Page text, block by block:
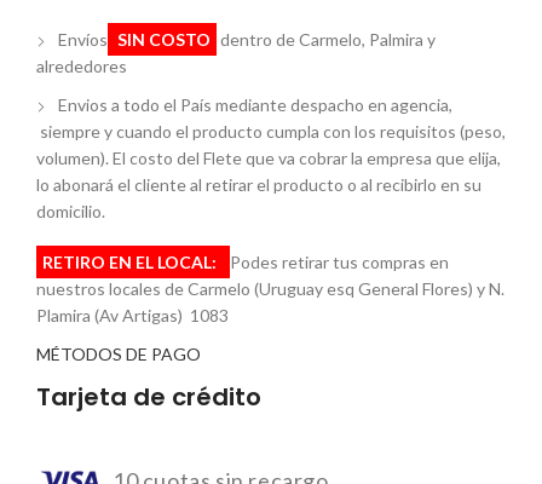
Envíos SIN COSTO dentro de Carmelo, Palmira y
alrededores
Envios a todo el País mediante despacho en agencia,
siempre y cuando el producto cumpla con los requisitos (peso,
volumen). El costo del Flete que va cobrar la empresa que elija,
lo abonará el cliente al retirar el producto o al recibirlo en su
domicilio.
RETIRO EN EL LOCAL:
Podes retirar tus compras en
nuestros locales de Carmelo (Uruguay esq General Flores) y N.
Plamira (Av Artigas) 1083
MÉTODOS DE PAGO
Tarjeta de crédito